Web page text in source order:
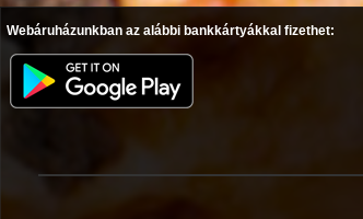
Webáruházunkban az alábbi bankkártyákkal fizethet: